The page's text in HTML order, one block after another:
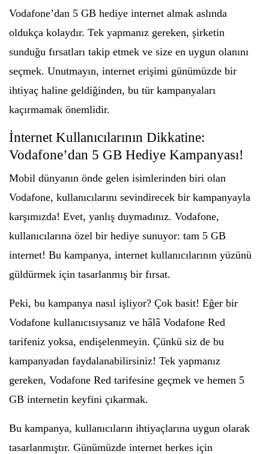
Vodafone’dan 5 GB hediye internet almak aslında
oldukça kolaydır. Tek yapmanız gereken, şirketin
sunduğu fırsatları takip etmek ve size en uygun olanını
seçmek. Unutmayın, internet erişimi günümüzde bir
ihtiyaç haline geldiğinden, bu tür kampanyaları
kaçırmamak önemlidir.
İnternet Kullanıcılarının Dikkatine:
Vodafone’dan 5 GB Hediye Kampanyası!
Mobil dünyanın önde gelen isimlerinden biri olan
Vodafone, kullanıcılarını sevindirecek bir kampanyayla
karşımızda! Evet, yanlış duymadınız. Vodafone,
kullanıcılarına özel bir hediye sunuyor: tam 5 GB
internet! Bu kampanya, internet kullanıcılarının yüzünü
güldürmek için tasarlanmış bir fırsat.
Peki, bu kampanya nasıl işliyor? Çok basit! Eğer bir
Vodafone kullanıcısıysanız ve hâlâ Vodafone Red
tarifeniz yoksa, endişelenmeyin. Çünkü siz de bu
kampanyadan faydalanabilirsiniz! Tek yapmanız
gereken, Vodafone Red tarifesine geçmek ve hemen 5
GB internetin keyfini çıkarmak.
Bu kampanya, kullanıcıların ihtiyaçlarına uygun olarak
tasarlanmıştır. Günümüzde internet herkes için